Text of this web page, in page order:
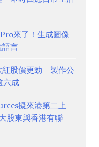
來了！生成圖像
言
紅股價更勁 製作公
六成
擬來港第二上
股東與香港有聯